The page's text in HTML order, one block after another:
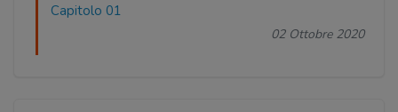
Capitolo 01
02 Ottobre 2020